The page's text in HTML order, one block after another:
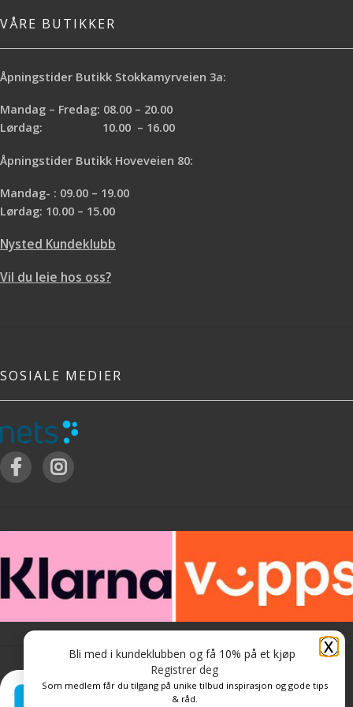
VÅRE BUTIKKER
Åpningstider Butikk Stokkamyrveien 3a:
Mandag – Fredag: 08.00 – 20.00
Lørdag: 10.00 – 16.00
Åpningstider Butikk Hoveveien 80:
Mandag- : 09.00 – 19.00
Lørdag: 10.00 – 15.00
Nysted Kundeklubb
Vil du leie hos oss?
SOSIALE MEDIER
X
Bli med i kundeklubben og få 10% på et kjøp
Registrer deg
Som medlem får du tilgang på unike tilbud inspirasjon og gode tips
& råd.